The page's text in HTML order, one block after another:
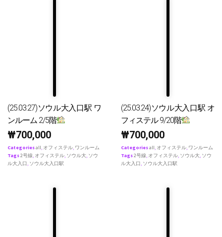
(25.03.27)ソウル大入口駅 ワ
ンルーム 2/5階
₩700,000
Categoriesall, オフィステル, ワンルーム
Tags2号線, オフィステル, ソウル大, ソウ
ル大入口, ソウル大入口駅
(25.03.24)ソウル大入口駅 オ
フィステル 9/20階
₩700,000
Categoriesall, オフィステル, ワンルーム
Tags2号線, オフィステル, ソウル大, ソウ
ル大入口, ソウル大入口駅